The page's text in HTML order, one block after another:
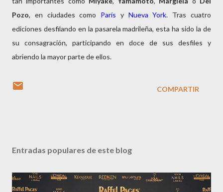
Pozo, en ciudades como París y Nueva York. Tras cuatro
ediciones desfilando en la pasarela madrileña, esta ha sido la de
su consagración, participando en doce de sus desfiles y
abriendo la mayor parte de ellos.
COMPARTIR
Entradas populares de este blog